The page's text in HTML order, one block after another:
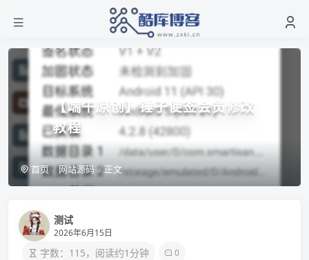
【端午原创】锤子便签会员修改
教程
首页 网站源码 正文
测试
2026年6月15日
字数：115，阅读约1分钟 0